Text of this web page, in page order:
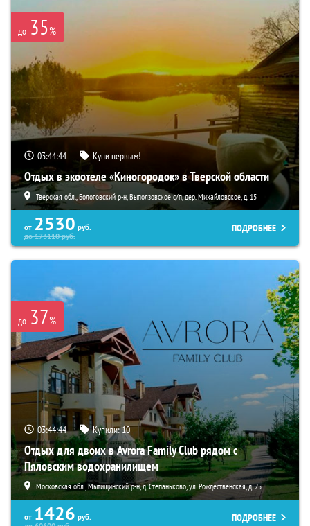
до 35%
03:44:43 Купи первым!
Отдых в экоотеле «Киногородок» в Тверской области
Тверская обл., Бологовский р-н, Выползовское с/п, дер. Михайловское, д. 15
от 2530 руб.
до173110руб.
ПОДРОБНЕЕ
до 37%
03:44:43 Купили:10
Отдых для двоих в Avrora Family Club рядом с
Пяловским водохранилищем
Московская обл., Мытищинский р-н, д. Степаньково, ул. Рождественская, д. 25
от 1426 руб.
ПОДРОБНЕЕ